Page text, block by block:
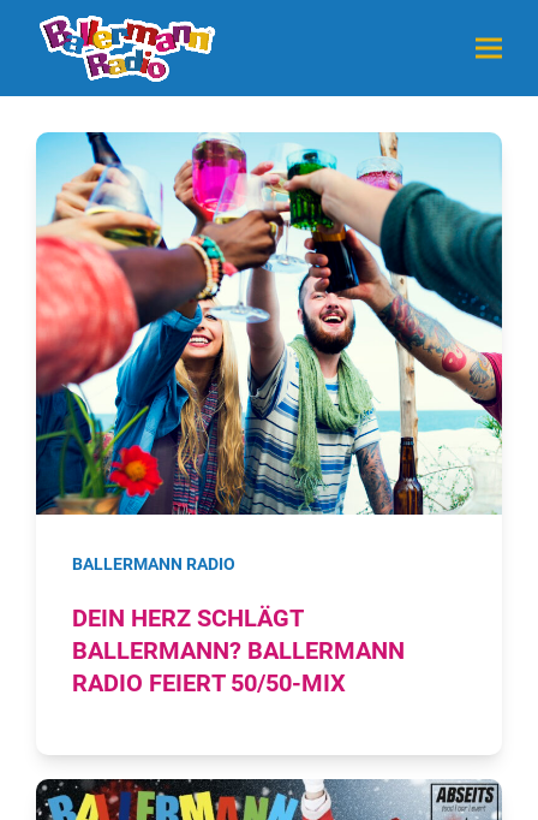
BALLERMANN RADIO
DEIN HERZ SCHLÄGT
BALLERMANN? BALLERMANN
RADIO FEIERT 50/50-MIX